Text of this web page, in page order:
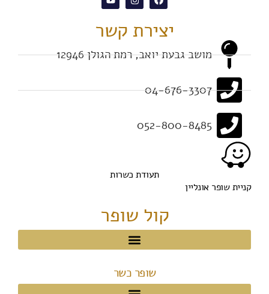
יצירת קשר
מושב גבעת יואב, רמת הגולן 12946
04-676-3307
052-800-8485
תעודת כשרות
קניית שופר אונליין
קול שופר
שופר כשר